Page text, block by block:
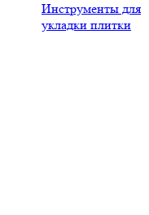
Инструменты для
укладки плитки